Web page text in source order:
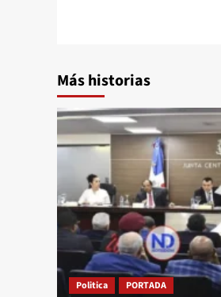
Más historias
Politica PORTADA